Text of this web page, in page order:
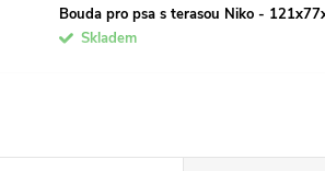
Bouda pro psa s terasou Niko -
Skladem